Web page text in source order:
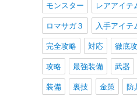
モンスター レアアイテ
ロマサガ３ 入手アイテ
完全攻略 対応 徹底
攻略 最強装備 武器
装備 裏技 金策 防